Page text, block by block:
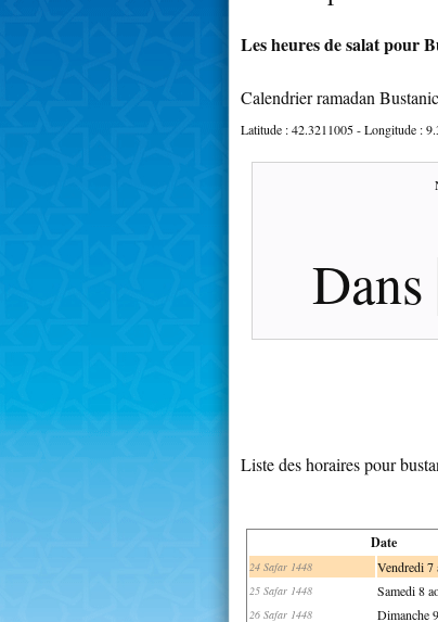
Les heures de salat pour
Calendrier ramadan
Latitude :42.3211005- Longitude :
Dans
Liste des horaires pour
Date
24 Safar 1448 Vendredi 7
25 Safar 1448 Samedi 8
26 Safar 1448 Dimanche